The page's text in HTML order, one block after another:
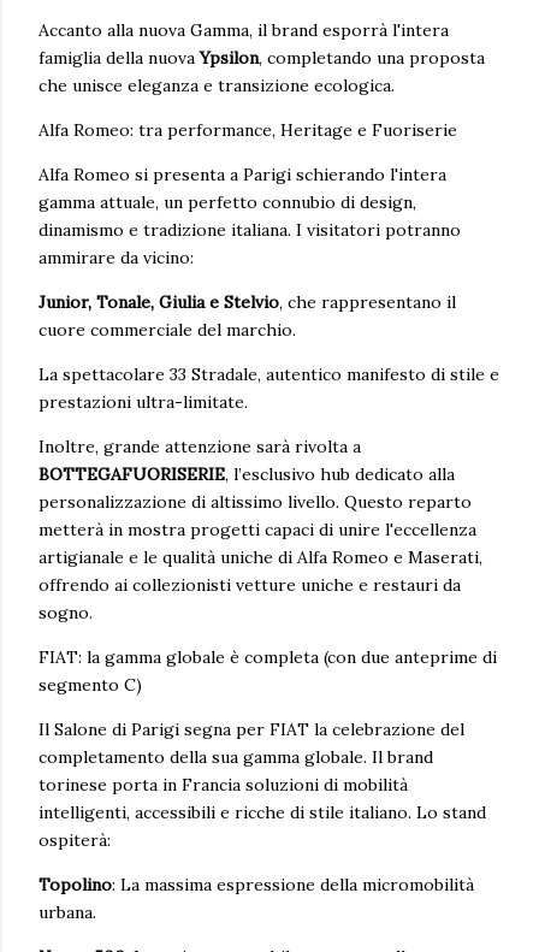
Accanto alla nuova Gamma, il brand esporrà l'intera
famiglia della nuovaYpsilon, completando una proposta
che unisce eleganza e transizione ecologica.
Alfa Romeo: tra performance, Heritage e Fuoriserie
Alfa Romeo si presenta a Parigi schierando l'intera
gamma attuale, un perfetto connubio di design,
dinamismo e tradizione italiana. I visitatori potranno
ammirare da vicino:
Junior, Tonale, Giulia e Stelvio, che rappresentano il
cuore commerciale del marchio.
La spettacolare 33 Stradale, autentico manifesto di stile e
prestazioni ultra-limitate.
Inoltre, grande attenzione sarà rivolta a
BOTTEGAFUORISERIE, l’esclusivo hub dedicato alla
personalizzazione di altissimo livello. Questo reparto
metterà in mostra progetti capaci di unire l'eccellenza
artigianale e le qualità uniche di Alfa Romeo e Maserati,
offrendo ai collezionisti vetture uniche e restauri da
sogno.
FIAT: la gamma globale è completa (con due anteprime di
segmento C)
Il Salone di Parigi segna per FIAT la celebrazione del
completamento della sua gamma globale. Il brand
torinese porta in Francia soluzioni di mobilità
intelligenti, accessibili e ricche di stile italiano. Lo stand
ospiterà:
Topolino: La massima espressione della micromobilità
urbana.